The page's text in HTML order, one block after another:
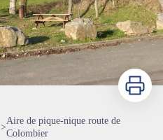
Imprimer
>
Aire de pique-nique route de
Colombier